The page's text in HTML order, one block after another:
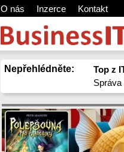
O nás Inzerce Kontakt
Nepřehlédněte: Top z
Správa